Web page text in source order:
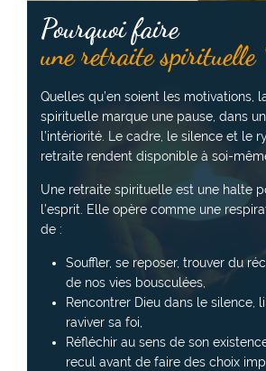
Pourquoi faire
une retraite spirituelle
Quelles qu’en soient les motivations,
spirituelle marque une pause, dans
l’intériorité. Le cadre, le silence et le
retraite rendent disponible à soi-
Une retraite spirituelle est une halte
l’esprit. Elle opère comme une
de :
Souffler, se reposer, trouver du
de nos vies bousculées,
Rencontrer Dieu dans le silence,
raviver sa foi,
Réfléchir au sens de son
recul avant de faire des choix